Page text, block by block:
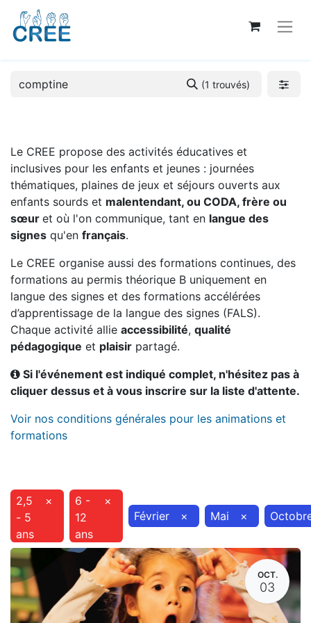
(1 trouvés)
Le CREE propose des activités éducatives et
inclusives pour les enfants et jeunes : journées
thématiques, plaines de jeux et séjours ouverts aux
enfants sourds et malentendant, ou CODA, frère ou
sœur et où l'on communique, tant en langue des
signes qu'en français.
Le CREE organise aussi des formations continues, des
formations au permis théorique B uniquement en
langue des signes et des formations accélérées
d’apprentissage de la langue des signes (FALS).
Chaque activité allie accessibilité, qualité
pédagogique et plaisir partagé.
Si l'événement est indiqué complet, n'hésitez pas à
cliquer dessus et à vous inscrire sur la liste d'attente.
Voir nos conditions générales pour les animations et
formations
2,5
- 5
ans
×
6 -
12
ans
×
Février
× Mai ×
OCT.
03